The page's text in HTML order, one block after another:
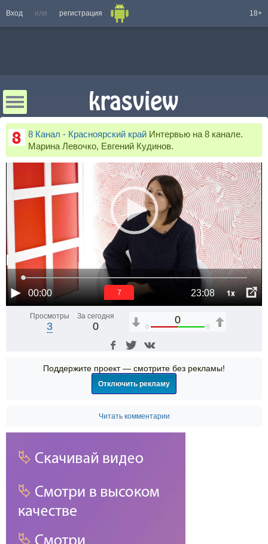
Вход или регистрация 18+
8 Канал - Красноярский край Интервью на 8 канале.
Марина Левочко, Евгений Кудинов.
00:00 23:08 1x
6
Просмотры
3
За сегодня
0
0
0 0
Поддержите проект — смотрите без рекламы!
Отключить рекламу
Читать комментарии